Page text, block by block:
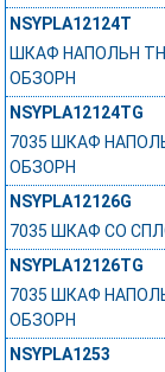
NSYPLA12124T
ШКАФ НАПОЛЬН
ОБЗОРН
NSYPLA12124TG
7035 ШКАФ
ОБЗОРН
NSYPLA12126G
7035 ШКАФ СО
NSYPLA12126TG
7035 ШКАФ
ОБЗОРН
NSYPLA1253